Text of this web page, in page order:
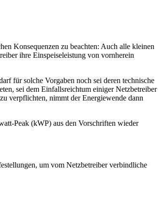
Konsequenzen zu beachten: Auch alle kleinen
ihre Einspeiseleistung von vornherein
für solche Vorgaben noch sei deren tech­nische
sei dem Einfallsreichtum einiger Netzbe­treiber
verpflichten, nimmt der Energiewende dann
Peak (kWP) aus den Vorschriften wieder
um vom Netzbetreiber verbindliche